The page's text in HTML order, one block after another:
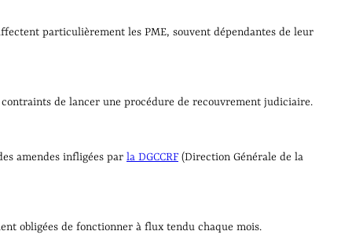
particulièrement les PME, souvent dépendantes de leur
de lancer une procédure de recouvrement judiciaire.
amendes infligées par la DGCCRF (Direction Générale de la
obligées de fonctionner à flux tendu chaque mois.